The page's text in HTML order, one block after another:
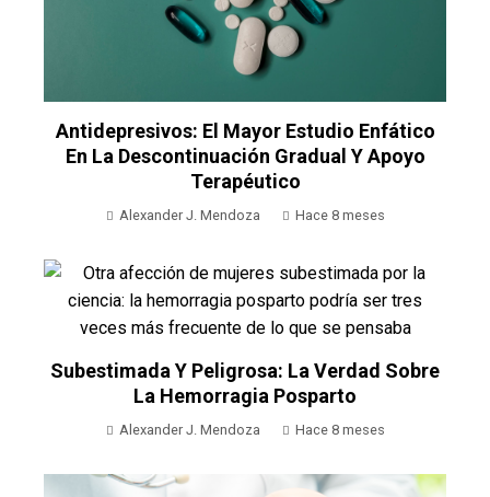
Antidepresivos: El Mayor Estudio Enfático
En La Descontinuación Gradual Y Apoyo
Terapéutico
Alexander J. Mendoza Hace 8 meses
Subestimada Y Peligrosa: La Verdad Sobre
La Hemorragia Posparto
Alexander J. Mendoza Hace 8 meses